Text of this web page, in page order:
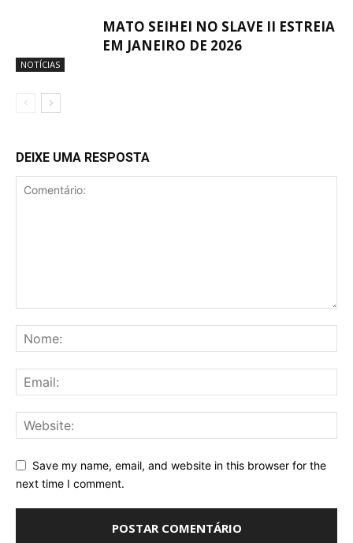
NOTÍCIAS
MATO SEIHEI NO SLAVE II ESTREIA
EM JANEIRO DE 2026
DEIXE UMA RESPOSTA
Save my name, email, and website in this browser for the
next time I comment.